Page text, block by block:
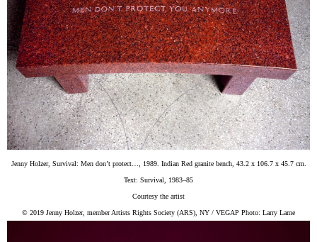
Jenny Holzer, Survival: Men don’t protect…, 1989. Indian Red granite bench, 43.2 x 106.7 x 45.7 cm.
Text: Survival, 1983–85
Courtesy the artist
© 2019 Jenny Holzer, member Artists Rights Society (ARS), NY / VEGAP Photo: Larry Lame